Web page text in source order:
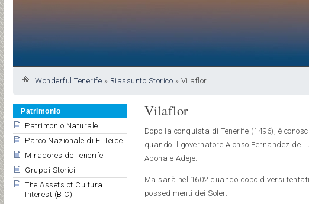
Wonderful Tenerife » Riassunto Storico » Vilaflor
Patrimonio
Patrimonio Naturale
Parco Nazionale di El Teide
Miradores de Tenerife
Gruppi Storici
The Assets of Cultural
Interest (BIC)
Vilaflor
Dopo la conquista di Tenerife (1496), è
quando il governatore Alonso Fernandez de
Abona e Adeje.
Ma sarà nel 1602 quando dopo diversi
possedimenti dei Soler.